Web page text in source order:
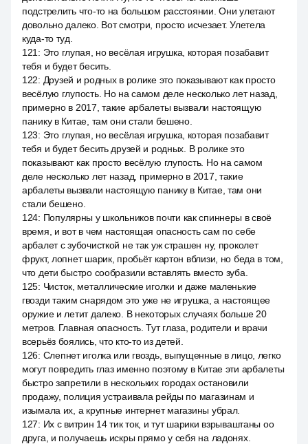
подстрелить что-то на большом расстоянии. Они улетают
довольно далеко. Вот смотри, просто исчезает. Улетела
куда-то туд.
121 : Это глупая, но весёлая игрушка, которая позабавит
тебя и будет бесить.
122: Друзей и родных в ролике это показывают как просто
весёлую глупость. Но на самом деле несколько лет назад,
примерно в 2017, такие арбалеты вызвали настоящую
панику в Китае, там они стали бешено.
123: Это глупая, но весёлая игрушка, которая позабавит
тебя и будет бесить друзей и родных. В ролике это
показывают как просто весёлую глупость. Но на самом
деле несколько лет назад, примерно в 2017, такие
арбалеты вызвали настоящую панику в Китае, там они
стали бешено.
124: Популярны у школьников почти как спиннеры в своё
время, и вот в чем настоящая опасность сам по себе
арбалет с зубочисткой не так уж страшен ну, проколет
фрукт, лопнет шарик, пробьёт картон вблизи, но беда в том,
что дети быстро сообразили вставлять вместо зуба.
125: Чисток, металлические иголки и даже маленькие
гвозди таким снарядом это уже не игрушка, а настоящее
оружие и летит далеко. В некоторых случаях больше 20
метров. Главная опасность. Тут глаза, родители и врачи
всерьёз боялись, что кто-то из детей.
126: Слепнет иголка или гвоздь, выпущенные в лицо, легко
могут повредить глаз именно поэтому в Китае эти арбалеты
быстро запретили в нескольких городах остановили
продажу, полиция устраивала рейды по магазинам и
изымала их, а крупные интернет магазины убрал.
127: Их с витрин 14 тик ток, и тут шарики взрываштаны оо
друга, и получаешь искры прямо у себя на ладонях.